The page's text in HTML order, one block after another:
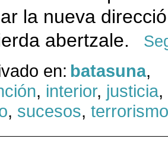
la nueva
abertzale.
en: batasuna,
, interior, justicia,
, sucesos, terrorismo